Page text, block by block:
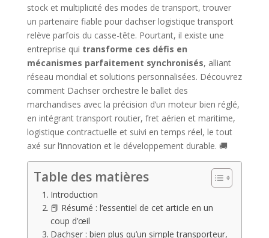
stock et multiplicité des modes de transport, trouver
un partenaire fiable pour dachser logistique transport
relève parfois du casse-tête. Pourtant, il existe une
entreprise qui transforme ces défis en
mécanismes parfaitement synchronisés, alliant
réseau mondial et solutions personnalisées. Découvrez
comment Dachser orchestre le ballet des
marchandises avec la précision d’un moteur bien réglé,
en intégrant transport routier, fret aérien et maritime,
logistique contractuelle et suivi en temps réel, le tout
axé sur l’innovation et le développement durable. 🚚
Table des matières
Introduction
📕 Résumé : l’essentiel de cet article en un
coup d’œil
Dachser : bien plus qu’un simple transporteur,